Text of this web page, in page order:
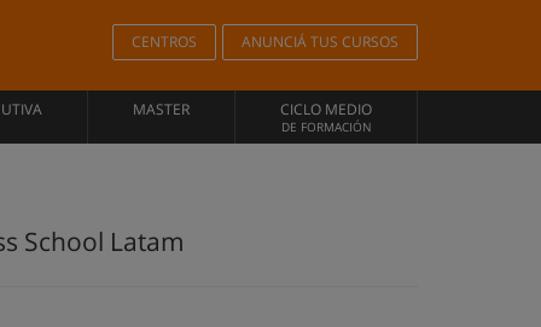
CENTROS ANUNCIÁ TUS CURSOS
MASTER CICLO MEDIO
DE FORMACIÓN
School Latam